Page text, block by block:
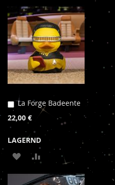
WUNSCHLISTE
HINZUFÜGEN
VERGLEICHSLISTE
HINZUFÜGEN
La Forge Badeente
22,00 €
LAGERND
In
den
Warenkorb
ZUR
WUNSCHLISTE
ZUR
VERGLEICHSLISTE